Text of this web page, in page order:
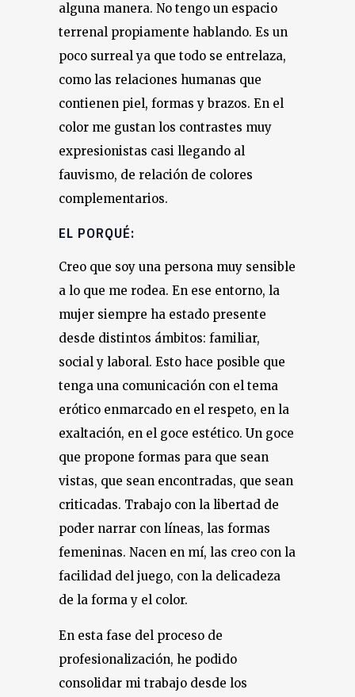
alguna manera. No tengo un espacio
terrenal propiamente hablando. Es un
poco surreal ya que todo se entrelaza,
como las relaciones humanas que
contienen piel, formas y brazos. En el
color me gustan los contrastes muy
expresionistas casi llegando al
fauvismo, de relación de colores
complementarios.
EL PORQUÉ:
Creo que soy una persona muy sensible
a lo que me rodea. En ese entorno, la
mujer siempre ha estado presente
desde distintos ámbitos: familiar,
social y laboral. Esto hace posible que
tenga una comunicación con el tema
erótico enmarcado en el respeto, en la
exaltación, en el goce estético. Un goce
que propone formas para que sean
vistas, que sean encontradas, que sean
criticadas. Trabajo con la libertad de
poder narrar con líneas, las formas
femeninas. Nacen en mí, las creo con la
facilidad del juego, con la delicadeza
de la forma y el color.
En esta fase del proceso de
profesionalización, he podido
consolidar mi trabajo desde los